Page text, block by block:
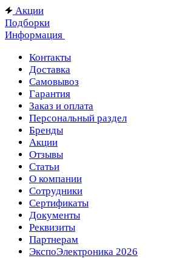
Акции
Подборки
Информация
Контакты
Доставка
Самовывоз
Гарантия
Заказ и оплата
Персональный раздел
Бренды
Акции
Отзывы
Статьи
О компании
Сотрудники
Сертификаты
Документы
Реквизиты
Партнерам
ЭкспоЭлектроника 2026